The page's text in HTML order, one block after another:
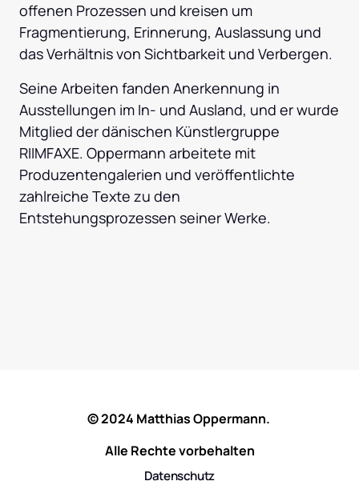
offenen Prozessen und kreisen um
Fragmentierung, Erinnerung, Auslassung und
das Verhältnis von Sichtbarkeit und Verbergen.
Seine Arbeiten fanden Anerkennung in
Ausstellungen im In- und Ausland, und er wurde
Mitglied der dänischen Künstlergruppe
RIIMFAXE. Oppermann arbeitete mit
Produzentengalerien und veröffentlichte
zahlreiche Texte zu den
Entstehungsprozessen seiner Werke.
© 2024 Matthias Oppermann.
Alle Rechte vorbehalten
Datenschutz